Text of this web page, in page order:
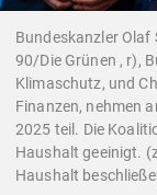
Bundeskanzler Olaf
90/Die Grünen , r),
Klimaschutz, und
Finanzen, nehmen
2025 teil. Die
Haushalt geeinigt.
Haushalt